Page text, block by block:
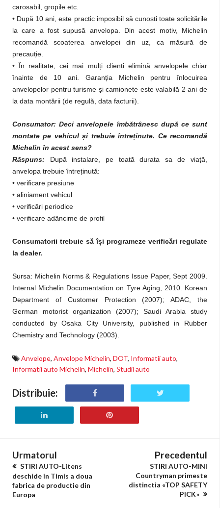
carosabil, gropile etc.
• După 10 ani, este practic imposibil să cunoști toate solicitările
la care a fost supusă anvelopa. Din acest motiv, Michelin
recomandă scoaterea anvelopei din uz, ca măsură de
precauție.
• În realitate, cei mai mulți clienți elimină anvelopele chiar
înainte de 10 ani. Garanția Michelin pentru înlocuirea
anvelopelor pentru turisme și camionete este valabilă 2 ani de
la data montării (de regulă, data facturii).
Consumator: Deci anvelopele îmbătrânesc după ce sunt
montate pe vehicul și trebuie întreținute. Ce recomandă
Michelin în acest sens?
Răspuns: După instalare, pe toată durata sa de viață,
anvelopa trebuie întreținută:
• verificare presiune
• aliniament vehicul
• verificări periodice
• verificare adâncime de profil
Consumatorii trebuie să își programeze verificări regulate
la dealer.
Sursa: Michelin Norms & Regulations Issue Paper, Sept 2009.
Internal Michelin Documentation on Tyre Aging, 2010. Korean
Department of Customer Protection (2007); ADAC, the
German motorist organization (2007); Saudi Arabia study
conducted by Osaka City University, published in Rubber
Chemistry and Technology (2003).
Anvelope, Anvelope Michelin, DOT, Informatii auto,
Informatii auto Michelin, Michelin, Studii auto
Distribuie:
Urmatorul
STIRI AUTO-Litens
deschide in Timis a doua
fabrica de productie din
Europa
Precedentul
STIRI AUTO-MINI
Countryman primeste
distinctia «TOP SAFETY
PICK»